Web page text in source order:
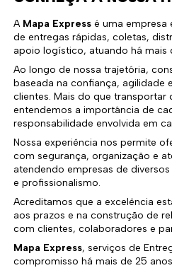
A Mapa Express é uma empresa
de entregas rápidas, coletas,
apoio logístico, atuando há mais
Ao longo de nossa trajetória,
baseada na confiança, agilidade
clientes. Mais do que
entendemos a importância de
responsabilidade envolvida em
Nossa experiência nos permite
com segurança, organização e
atendendo empresas de
e profissionalismo.
Acreditamos que a excelência
aos prazos e na construção de
com clientes, colaboradores e
Mapa Express, serviços de
compromisso há mais de 25